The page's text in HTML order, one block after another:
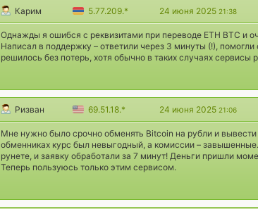
Карим 5.77.209.* 24 июня 2025 21:38
Однажды я ошибся с реквизитами при переводе ETH BTC и
Написал в поддержку – ответили через 3 минуты (!),
решилось без потерь, хотя обычно в таких случаях сервисы
Ризван 69.51.18.* 24 июня 2025 21:06
Мне нужно было срочно обменять Bitcoin на рубли и вывести
обменниках курс был невыгодный, а комиссии –
рунете, и заявку обработали за 7 минут! Деньги пришли
Теперь пользуюсь только этим сервисом.